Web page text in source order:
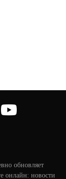
youtube
обновляет
онлайн: новости